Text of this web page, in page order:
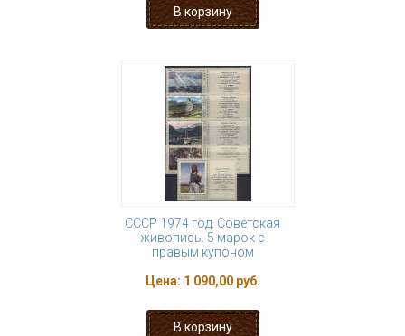
СССР 1974 год. Советская
живопись. 5 марок с
правым купоном
Цена: 1 090,00 руб.